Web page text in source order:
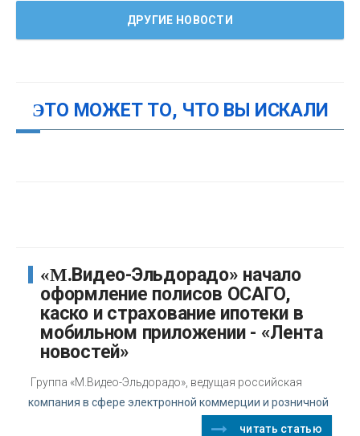
ДРУГИЕ НОВОСТИ
ЭТО МОЖЕТ ТО, ЧТО ВЫ ИСКАЛИ
«М.Видео-Эльдорадо» начало
оформление полисов ОСАГО,
каско и страхование ипотеки в
мобильном приложении - «Лента
новостей»
Группа «М.Видео-Эльдорадо», ведущая российская
компания в сфере электронной коммерции и розничной
читать статью